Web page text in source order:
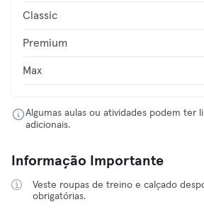
Classic
Premium
Max
Algumas aulas ou atividades podem ter
adicionais.
Informação Importante
Veste roupas de treino e calçado
obrigatórias.